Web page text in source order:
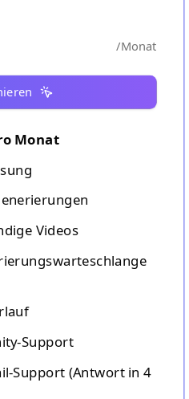
/Monat
Monat
Videos
Support
Support (Antwort in 4